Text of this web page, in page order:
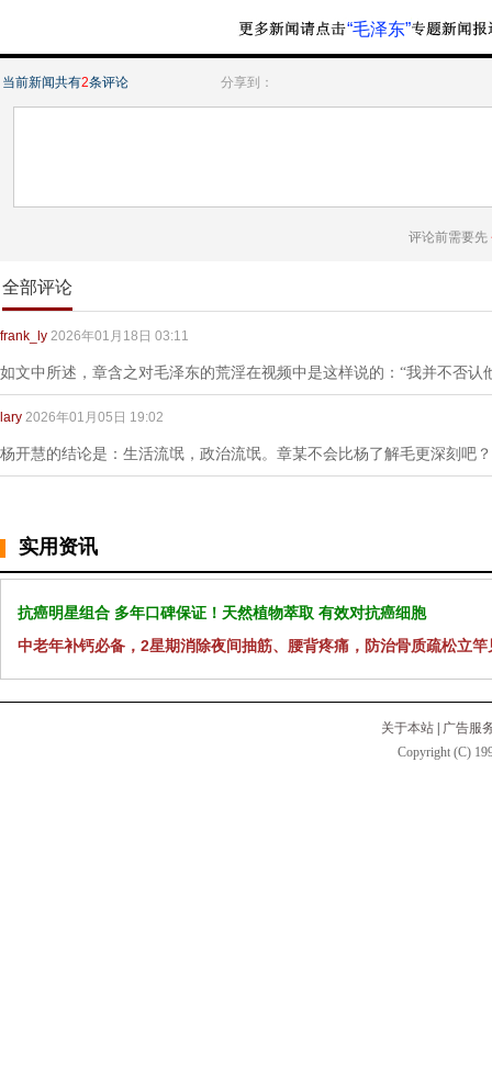
“毛泽东”
当前新闻共有2条评论 分享到：
评论前需要先
全部评论
frank_ly 2026年01月18日 03:11
如文中所述，章含之对毛泽东的荒淫在视频中是这样说的：“我并不否认
lary 2026年01月05日 19:02
杨开慧的结论是：生活流氓，政治流氓。章某不会比杨了解毛更深刻吧？
实用资讯
抗癌明星组合 多年口碑保证！天然植物萃取 有效对抗癌细胞
中老年补钙必备，2星期消除夜间抽筋、腰背疼痛，防治骨质疏松立竿
关于本站
广告服
Copyright (C)